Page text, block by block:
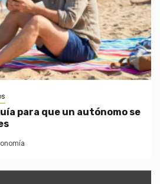
para que un autónomo se